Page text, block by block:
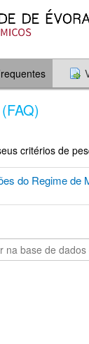
critérios de
do Regime de